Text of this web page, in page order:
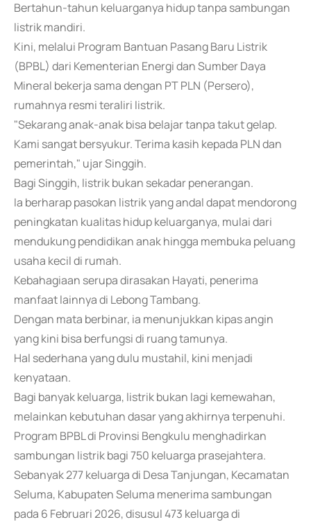
Bertahun-tahun keluarganya hidup tanpa sambungan
listrik mandiri.
Kini, melalui Program Bantuan Pasang Baru Listrik
(BPBL) dari Kementerian Energi dan Sumber Daya
Mineral bekerja sama dengan PT PLN (Persero),
rumahnya resmi teraliri listrik.
"Sekarang anak-anak bisa belajar tanpa takut gelap.
Kami sangat bersyukur. Terima kasih kepada PLN dan
pemerintah," ujar Singgih.
Bagi Singgih, listrik bukan sekadar penerangan.
Ia berharap pasokan listrik yang andal dapat mendorong
peningkatan kualitas hidup keluarganya, mulai dari
mendukung pendidikan anak hingga membuka peluang
usaha kecil di rumah.
Kebahagiaan serupa dirasakan Hayati, penerima
manfaat lainnya di Lebong Tambang.
Dengan mata berbinar, ia menunjukkan kipas angin
yang kini bisa berfungsi di ruang tamunya.
Hal sederhana yang dulu mustahil, kini menjadi
kenyataan.
Bagi banyak keluarga, listrik bukan lagi kemewahan,
melainkan kebutuhan dasar yang akhirnya terpenuhi.
Program BPBL di Provinsi Bengkulu menghadirkan
sambungan listrik bagi 750 keluarga prasejahtera.
Sebanyak 277 keluarga di Desa Tanjungan, Kecamatan
Seluma, Kabupaten Seluma menerima sambungan
pada 6 Februari 2026, disusul 473 keluarga di